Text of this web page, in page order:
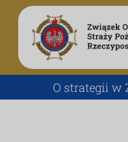
Przejdź
zawartości
O strategii w